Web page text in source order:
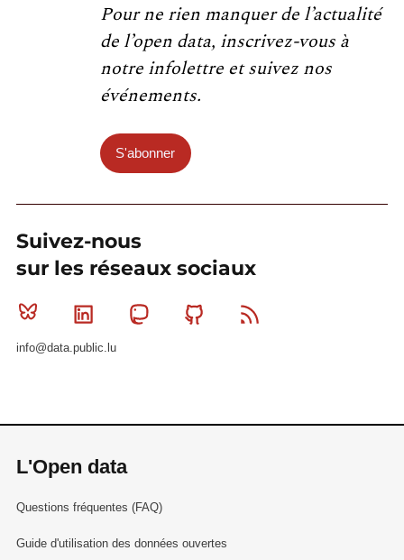
Pour ne rien manquer de l’actualité
de l’open data, inscrivez-vous à
notre infolettre et suivez nos
événements.
S'abonner
Suivez-nous
sur les réseaux sociaux
Bluesky Linkedin MastodonGithub
info@data.public.lu
L'Open data
Questions fréquentes (FAQ)
Guide d'utilisation des données ouvertes